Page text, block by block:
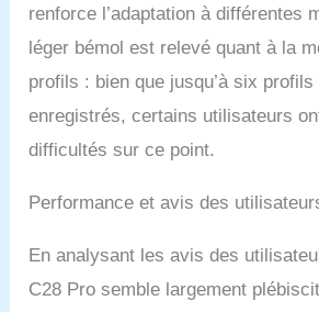
renforce l’adaptation à différentes
léger bémol est relevé quant à la
profils : bien que jusqu’à six
enregistrés, certains utilisateurs
difficultés sur ce point.
Performance et avis des
En analysant les avis des
C28 Pro semble largement